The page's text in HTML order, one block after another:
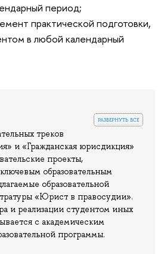
период;
практической подготовки,
в любой календарный
развернуть все
треков
и «Гражданская юрисдикция»
проекты,
образовательным
образовательной
«Юрист в правосудии».
и реализации студентом иных
с академическим
программы.